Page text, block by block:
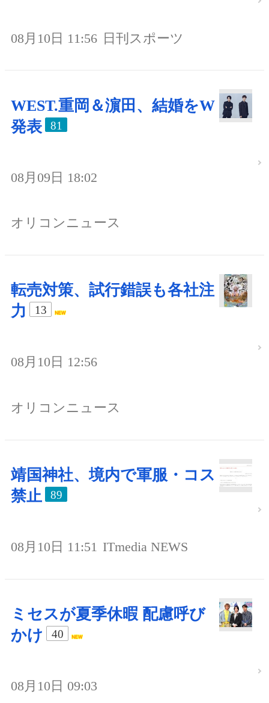
08月10日 11:56 日刊スポーツ
WEST.重岡＆濵田、結婚をW
発表
81
08月09日 18:02
オリコンニュース
転売対策、試行錯誤も各社注
力
13
08月10日 12:56
オリコンニュース
靖国神社、境内で軍服・コス
禁止
89
08月10日 11:51 ITmedia NEWS
ミセスが夏季休暇 配慮呼び
かけ
40
08月10日 09:03